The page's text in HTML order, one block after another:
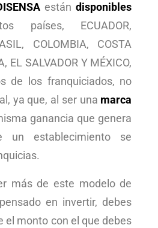
estándisponibles
países, ECUADOR,
COLOMBIA, COSTA
EL SALVADOR Y MÉXICO,
de los franquiciados, no
ya que, al ser una marca
ganancia que genera
un establecimiento se
más de este modelo de
en invertir, debes
el monto con el que debes